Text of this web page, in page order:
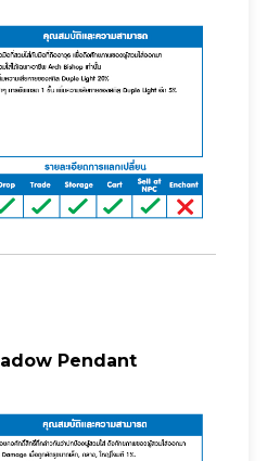
Pendant